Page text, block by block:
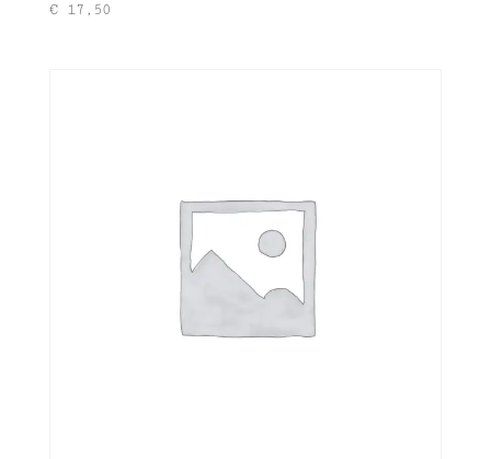
€17,50